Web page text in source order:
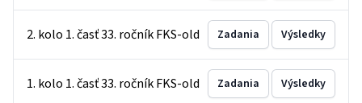
2. kolo 1. časť 33. ročník FKS-old Zadania Výsledky
1. kolo 1. časť 33. ročník FKS-old Zadania Výsledky